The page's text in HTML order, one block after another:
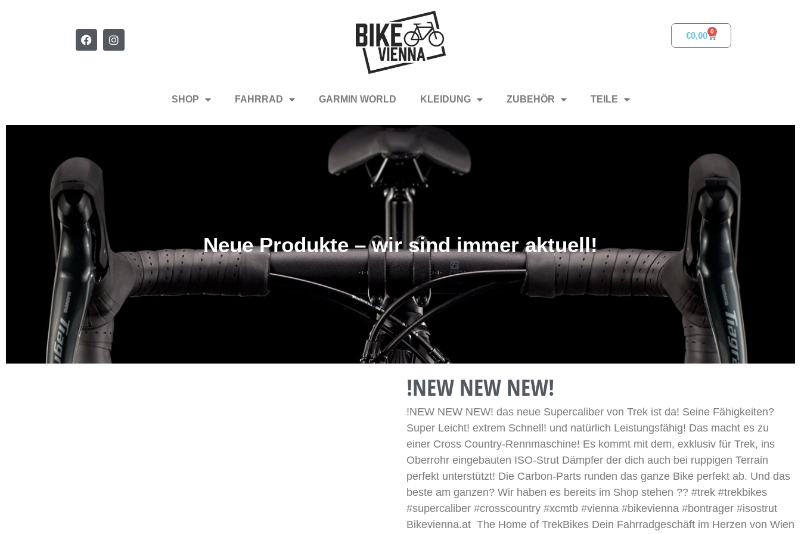
€0,00 0
SHOP FAHRRAD GARMIN WORLD KLEIDUNG ZUBEHÖR TEILE
Neue Produkte – wir sind immer aktuell!
!NEW NEW NEW!
!NEW NEW NEW! das neue Supercaliber von Trek ist da! Seine Fähigkeiten?
Super Leicht! extrem Schnell! und natürlich Leistungsfähig! Das macht es zu
einer Cross Country-Rennmaschine! Es kommt mit dem, exklusiv für Trek, ins
Oberrohr eingebauten ISO-Strut Dämpfer der dich auch bei ruppigen Terrain
perfekt unterstützt! Die Carbon-Parts runden das ganze Bike perfekt ab. Und das
beste am ganzen? Wir haben es bereits im Shop stehen ?? #trek #trekbikes
#supercaliber #crosscountry #xcmtb #vienna #bikevienna #bontrager #isostrut
Bikevienna.at  The Home of TrekBikes Dein Fahrradgeschäft im Herzen von Wien